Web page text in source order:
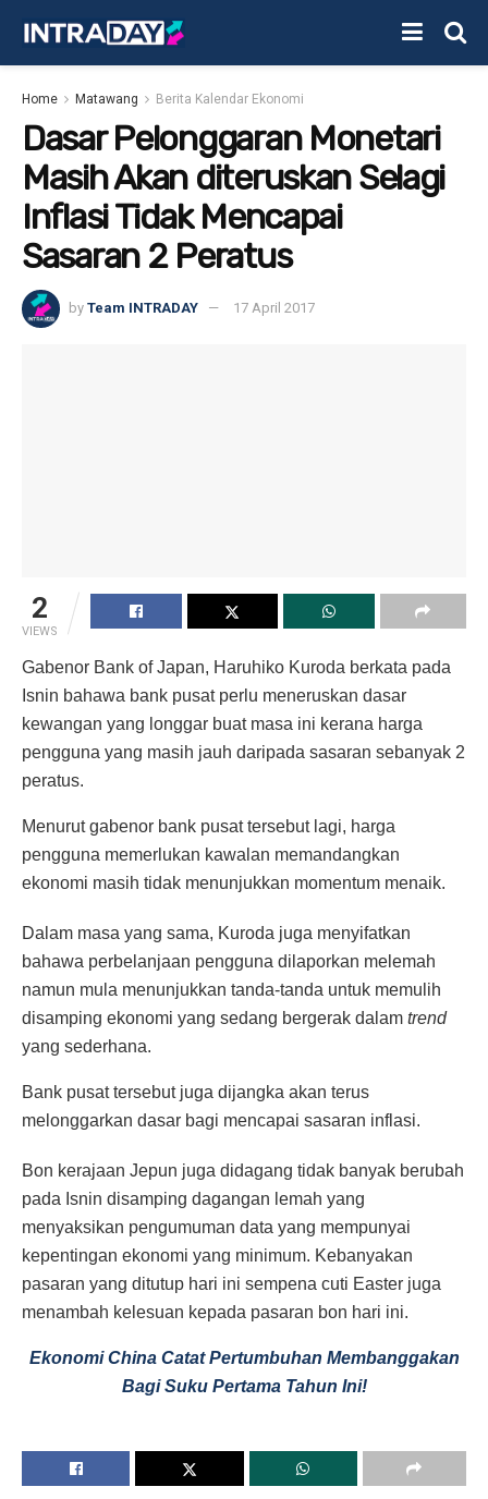
Home Matawang Berita Kalendar Ekonomi
Dasar Pelonggaran Monetari
Masih Akan diteruskan Selagi
Inflasi Tidak Mencapai
Sasaran 2 Peratus
by Team INTRADAY 17 April 2017
2
VIEWS
Gabenor Bank of Japan, Haruhiko Kuroda berkata pada
Isnin bahawa bank pusat perlu meneruskan dasar
kewangan yang longgar buat masa ini kerana harga
pengguna yang masih jauh daripada sasaran sebanyak 2
peratus.
Menurut gabenor bank pusat tersebut lagi, harga
pengguna memerlukan kawalan memandangkan
ekonomi masih tidak menunjukkan momentum menaik.
Dalam masa yang sama, Kuroda juga menyifatkan
bahawa perbelanjaan pengguna dilaporkan melemah
namun mula menunjukkan tanda-tanda untuk memulih
disamping ekonomi yang sedang bergerak dalam trend
yang sederhana.
Bank pusat tersebut juga dijangka akan terus
melonggarkan dasar bagi mencapai sasaran inflasi.
Bon kerajaan Jepun juga didagang tidak banyak berubah
pada Isnin disamping dagangan lemah yang
menyaksikan pengumuman data yang mempunyai
kepentingan ekonomi yang minimum. Kebanyakan
pasaran yang ditutup hari ini sempena cuti Easter juga
menambah kelesuan kepada pasaran bon hari ini.
Ekonomi China Catat Pertumbuhan Membanggakan
Bagi Suku Pertama Tahun Ini!